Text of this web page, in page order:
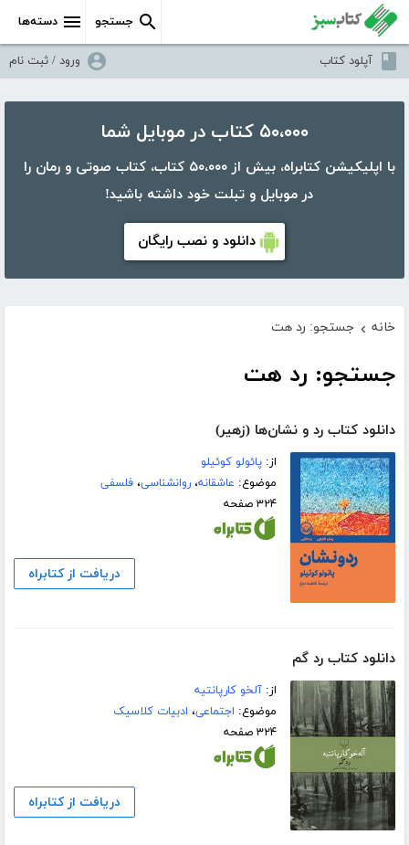
دسته‌ها جستجو
آپلود کتاب ورود / ثبت نام
۵۰،۰۰۰ کتاب در موبایل شما
با اپلیکیشن کتابراه، بیش از ۵۰،۰۰۰ کتاب، کتاب صوتی و رمان را
در موبایل و تبلت خود داشته باشید!
دانلود و نصب رایگان
خانه › جستجو: رد هت
جستجو: رد هت
دانلود کتاب رد و نشان‌ها (زهیر)
از:پائولو کوئیلو
موضوع: عاشقانه،روانشناسی،فلسفی
۳۲۴ صفحه
دریافت از کتابراه
دانلود کتاب رد گم
از:آلخو کارپانتیه
موضوع: اجتماعی، ادبیات کلاسیک
۳۲۴ صفحه
دریافت از کتابراه